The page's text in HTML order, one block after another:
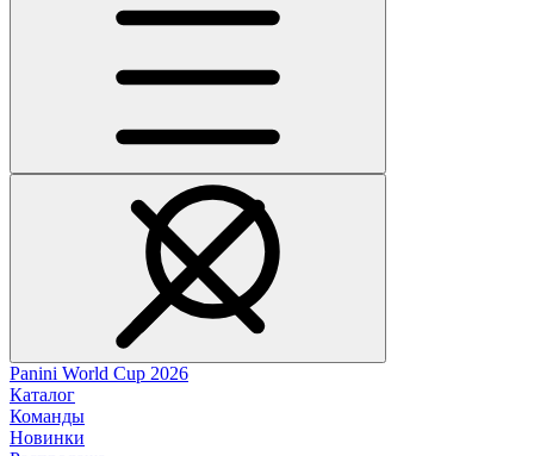
Panini World Cup 2026
Каталог
Команды
Новинки